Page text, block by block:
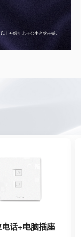
话+电脑插座